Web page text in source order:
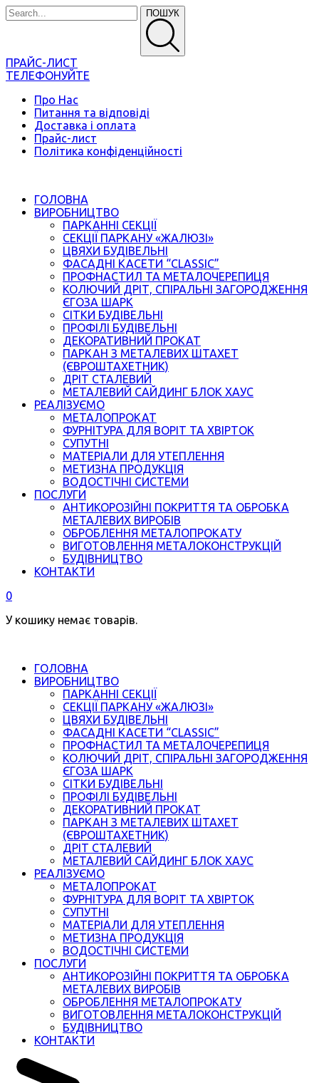
ПОШУК
ПРАЙС-ЛИСТ
ТЕЛЕФОНУЙТЕ
Про Нас
Питання та відповіді
Доставка і оплата
Прайс-лист
Політика конфіденційності
ГОЛОВНА
ВИРОБНИЦТВО
ПАРКАННІ СЕКЦІЇ
СЕКЦІЇ ПАРКАНУ «ЖАЛЮЗІ»
ЦВЯХИ БУДІВЕЛЬНІ
ФАСАДНІ КАСЕТИ “CLASSIC”
ПРОФНАСТИЛ ТА МЕТАЛОЧЕРЕПИЦЯ
КОЛЮЧИЙ ДРІТ, СПІРАЛЬНІ ЗАГОРОДЖЕННЯ
ЄГОЗА ШАРК
СІТКИ БУДІВЕЛЬНІ
ПРОФІЛІ БУДІВЕЛЬНІ
ДЕКОРАТИВНИЙ ПРОКАТ
ПАРКАН З МЕТАЛЕВИХ ШТАХЕТ
(ЄВРОШТАХЕТНИК)
ДРІТ СТАЛЕВИЙ
МЕТАЛЕВИЙ САЙДИНГ БЛОК ХАУС
РЕАЛІЗУЄМО
МЕТАЛОПРОКАТ
ФУРНІТУРА ДЛЯ ВОРІТ ТА ХВІРТОК
СУПУТНІ
МАТЕРІАЛИ ДЛЯ УТЕПЛЕННЯ
МЕТИЗНА ПРОДУКЦІЯ
ВОДОСТІЧНІ СИСТЕМИ
ПОСЛУГИ
АНТИКОРОЗІЙНІ ПОКРИТТЯ ТА ОБРОБКА
МЕТАЛЕВИХ ВИРОБІВ
ОБРОБЛЕННЯ МЕТАЛОПРОКАТУ
ВИГОТОВЛЕННЯ МЕТАЛОКОНСТРУКЦІЙ
БУДІВНИЦТВО
КОНТАКТИ
0
У кошику немає товарів.
ГОЛОВНА
ВИРОБНИЦТВО
ПАРКАННІ СЕКЦІЇ
СЕКЦІЇ ПАРКАНУ «ЖАЛЮЗІ»
ЦВЯХИ БУДІВЕЛЬНІ
ФАСАДНІ КАСЕТИ “CLASSIC”
ПРОФНАСТИЛ ТА МЕТАЛОЧЕРЕПИЦЯ
КОЛЮЧИЙ ДРІТ, СПІРАЛЬНІ ЗАГОРОДЖЕННЯ
ЄГОЗА ШАРК
СІТКИ БУДІВЕЛЬНІ
ПРОФІЛІ БУДІВЕЛЬНІ
ДЕКОРАТИВНИЙ ПРОКАТ
ПАРКАН З МЕТАЛЕВИХ ШТАХЕТ
(ЄВРОШТАХЕТНИК)
ДРІТ СТАЛЕВИЙ
МЕТАЛЕВИЙ САЙДИНГ БЛОК ХАУС
РЕАЛІЗУЄМО
МЕТАЛОПРОКАТ
ФУРНІТУРА ДЛЯ ВОРІТ ТА ХВІРТОК
СУПУТНІ
МАТЕРІАЛИ ДЛЯ УТЕПЛЕННЯ
МЕТИЗНА ПРОДУКЦІЯ
ВОДОСТІЧНІ СИСТЕМИ
ПОСЛУГИ
АНТИКОРОЗІЙНІ ПОКРИТТЯ ТА ОБРОБКА
МЕТАЛЕВИХ ВИРОБІВ
ОБРОБЛЕННЯ МЕТАЛОПРОКАТУ
ВИГОТОВЛЕННЯ МЕТАЛОКОНСТРУКЦІЙ
БУДІВНИЦТВО
КОНТАКТИ